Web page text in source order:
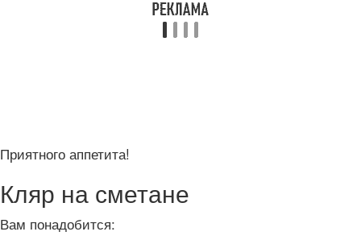
Приятного аппетита!
Кляр на сметане
Вам понадобится: